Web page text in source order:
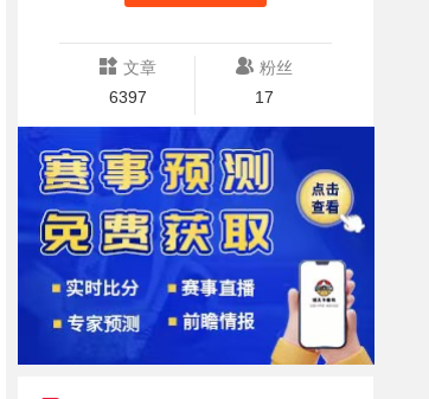
文章
6397
粉丝
17